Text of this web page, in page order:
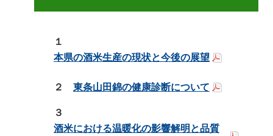
１
本県の酒米生産の現状と今後の展望
２ 東条山田錦の健康診断について
３
酒米における温暖化の影響解明と品質